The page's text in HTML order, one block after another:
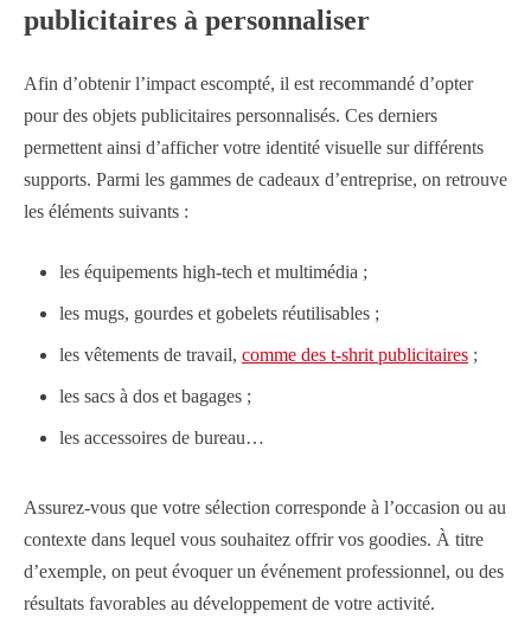
publicitaires à personnaliser
Afin d’obtenir l’impact escompté, il est recommandé d’opter
pour des objets publicitaires personnalisés. Ces derniers
permettent ainsi d’afficher votre identité visuelle sur différents
supports. Parmi les gammes de cadeaux d’entreprise, on retrouve
les éléments suivants :
les équipements high-tech et multimédia ;
les mugs, gourdes et gobelets réutilisables ;
les vêtements de travail, comme des t-shrit publicitaires ;
les sacs à dos et bagages ;
les accessoires de bureau…
Assurez-vous que votre sélection corresponde à l’occasion ou au
contexte dans lequel vous souhaitez offrir vos goodies. À titre
d’exemple, on peut évoquer un événement professionnel, ou des
résultats favorables au développement de votre activité.